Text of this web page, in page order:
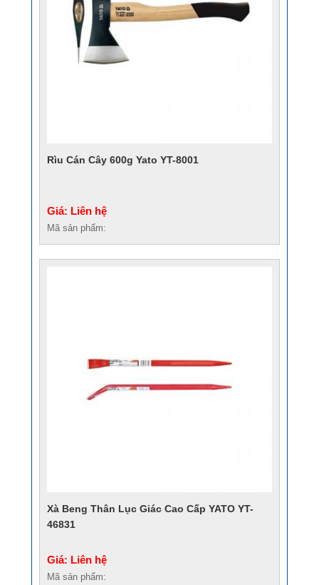
Rìu Cán Cây 600g Yato YT-8001
Giá: Liên hệ
Mã sản phẩm:
Xà Beng Thân Lục Giác Cao Cấp YATO YT-
46831
Giá: Liên hệ
Mã sản phẩm: